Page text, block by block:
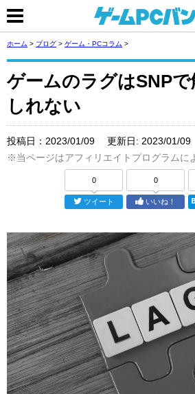
ホーム > ブログ > ゲーム・PCコラム >
ゲームのラグはSNP
しれない
投稿日： 2023/01/09 更新日: 2023/01/09
※当ページはアフィリエイトプログラムに
0
ツイート
0
いいね！